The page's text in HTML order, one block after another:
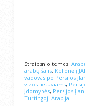
Straipsnio temos:
arabų šalis, Kelionė į
vadovas po Persijos
vizos lietuviams,
įdomybės, Persijos
Turtingoji Arabija